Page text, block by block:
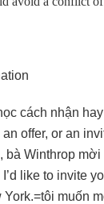
cách nhận
offer, or an
bà Winthrop
like to invite
York.=tôi muốn